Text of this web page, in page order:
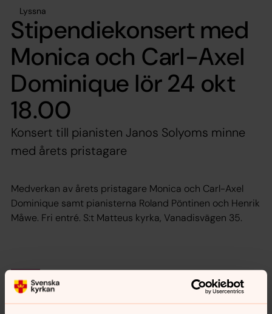
Lyssna
Stipendiekonsert med
Monica och Carl-Axel
Dominique lör 24 okt
18.00
Konsert till pianisten Janos Solyoms minne
med årets pristagare
Medverkan av årets pristagare Monica och Carl-Axel
Dominique samt pianisterna Roland Pöntinen och Henrik
Måwe. Fri entré. S:t Matteus kyrka, Vanadisvägen 35.
Synpunkter eller frågor på sidans
innehåll?